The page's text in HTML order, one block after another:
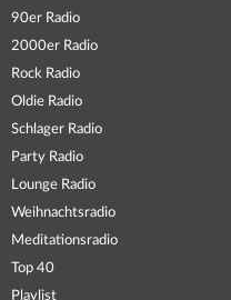
90er Radio
2000er Radio
Rock Radio
Oldie Radio
Schlager Radio
Party Radio
Lounge Radio
Weihnachtsradio
Meditationsradio
Top 40
Playlist